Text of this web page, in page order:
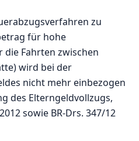
zu
für hohe
die Fahrten zwischen
wird bei der
nicht mehr einbezogen
des Elterngeldvollzugs,
sowie BR-Drs. 347/12